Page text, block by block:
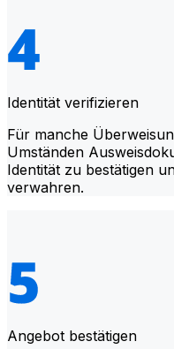
Identität verifizieren
Für manche
Umständen
Identität zu bestätigen
verwahren.
Angebot bestätigen